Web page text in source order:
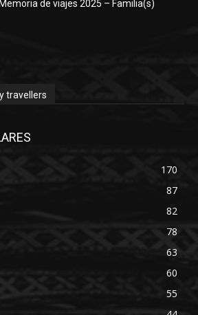
Memoria de viajes 2025 – Familia(s)
travellers
170
87
82
78
63
60
55